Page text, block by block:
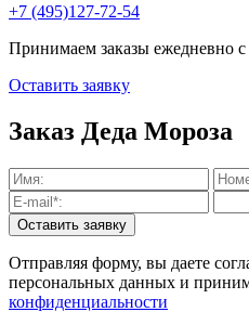
+7 (495)127-72-54
Принимаем заказы ежедневно с
Оставить заявку
Заказ Деда Мороза
Отправляя форму, вы даете
персональных данных и
конфиденциальности